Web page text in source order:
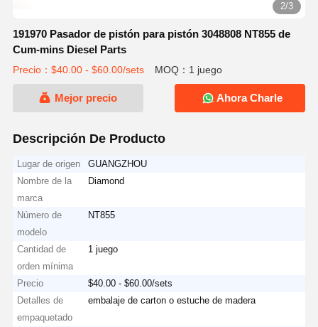
2/3
191970 Pasador de pistón para pistón 3048808 NT855 de
Cum-mins Diesel Parts
Precio：$40.00 - $60.00/sets MOQ：1 juego
Mejor precio Ahora Charle
Descripción De Producto
Lugar de origen
GUANGZHOU
Nombre de la
marca
Diamond
Número de
modelo
NT855
Cantidad de
orden mínima
1 juego
Precio
$40.00 - $60.00/sets
Detalles de
empaquetado
embalaje de carton o estuche de madera